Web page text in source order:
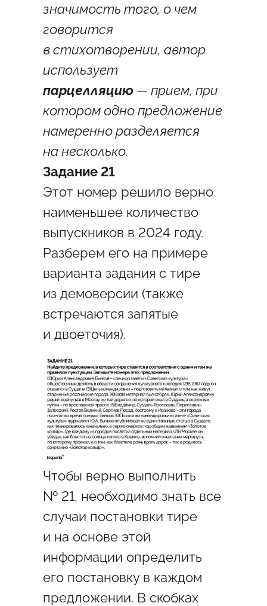
значимость того, о чем
говорится
в стихотворении, автор
использует
парцелляцию— прием, при
котором одно предложение
намеренно разделяется
на несколько.
Задание 21
Этот номер решило верно
наименьшее количество
выпускников в 2024 году.
Разберем его на примере
варианта задания с тире
из демоверсии (также
встречаются запятые
и двоеточия).
Чтобы верно выполнить
№ 21, необходимо знать все
случаи постановки тире
и на основе этой
информации определить
его постановку в каждом
предложении. В скобках